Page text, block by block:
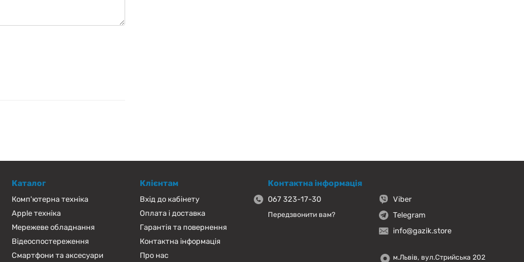
Каталог
Комп'ютерна техніка
Apple техніка
Мережеве обладнання
Відеоспостереження
Смартфони та аксесуари
Клієнтам
Вхід до кабінету
Оплата і доставка
Гарантія та повернення
Контактна інформація
Про нас
Контактна інформація
067 323-17-30
Передзвонити вам?
Viber
Telegram
info@gazik.store
м.Львів, вул.Стрийська 202